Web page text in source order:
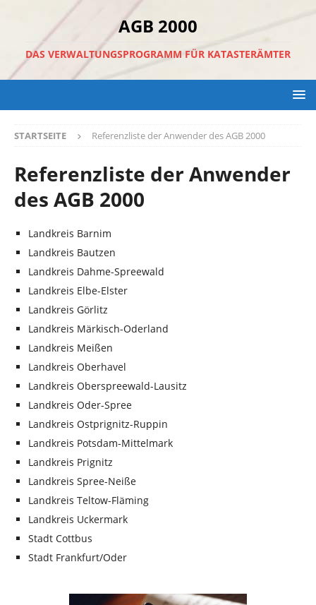
AGB 2000
DAS VERWALTUNGSPROGRAMM FÜR KATASTERÄMTER
STARTSEITE Referenzliste der Anwender des AGB 2000
Referenzliste der Anwender
des AGB 2000
Landkreis Barnim
Landkreis Bautzen
Landkreis Dahme-Spreewald
Landkreis Elbe-Elster
Landkreis Görlitz
Landkreis Märkisch-Oderland
Landkreis Meißen
Landkreis Oberhavel
Landkreis Oberspreewald-Lausitz
Landkreis Oder-Spree
Landkreis Ostprignitz-Ruppin
Landkreis Potsdam-Mittelmark
Landkreis Prignitz
Landkreis Spree-Neiße
Landkreis Teltow-Fläming
Landkreis Uckermark
Stadt Cottbus
Stadt Frankfurt/Oder